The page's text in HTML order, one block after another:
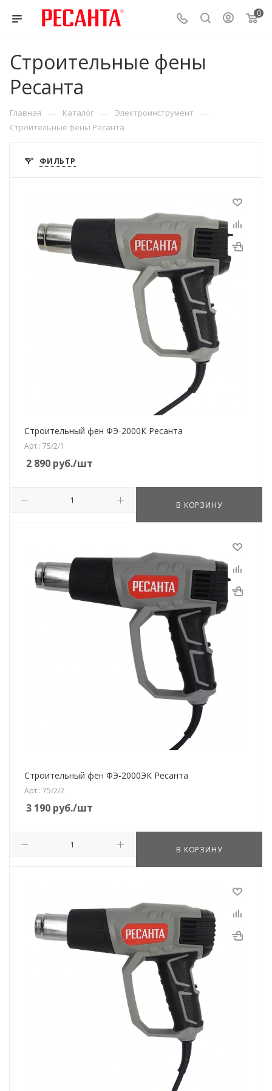
0
Строительные фены
Ресанта
Главная — Каталог — Электроинструмент —
Строительные фены Ресанта
ФИЛЬТР
Строительный фен ФЭ-2000К Ресанта
Арт.: 75/2/1
2 890 руб./шт
В КОРЗИНУ
Строительный фен ФЭ-2000ЭК Ресанта
Арт.: 75/2/2
3 190 руб./шт
В КОРЗИНУ